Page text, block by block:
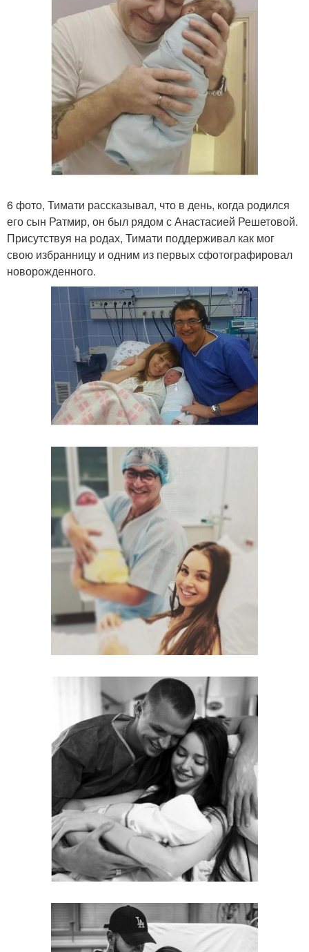
6 фото, Тимати рассказывал, что в день, когда родился
его сын Ратмир, он был рядом с Анастасией Решетовой.
Присутствуя на родах, Тимати поддерживал как мог
свою избранницу и одним из первых сфотографировал
новорожденного.